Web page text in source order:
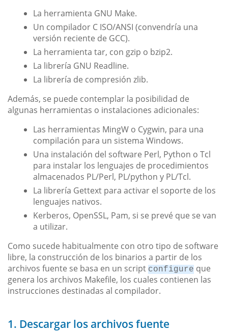
La herramienta GNU Make.
Un compilador C ISO/ANSI (convendría una
versión reciente de GCC).
La herramienta tar, con gzip o bzip2.
La librería GNU Readline.
La librería de compresión zlib.
Además, se puede contemplar la posibilidad de
algunas herramientas o instalaciones adicionales:
Las herramientas MingW o Cygwin, para una
compilación para un sistema Windows.
Una instalación del software Perl, Python o Tcl
para instalar los lenguajes de procedimientos
almacenados PL/Perl, PL/python y PL/Tcl.
La librería Gettext para activar el soporte de los
lenguajes nativos.
Kerberos, OpenSSL, Pam, si se prevé que se van
a utilizar.
Como sucede habitualmente con otro tipo de software
libre, la construcción de los binarios a partir de los
archivos fuente se basa en un script configure que
genera los archivos Makefile, los cuales contienen las
instrucciones destinadas al compilador.
1. Descargar los archivos fuente